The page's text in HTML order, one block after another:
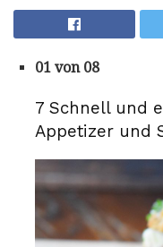
01 von 08
7 Schnell und
Appetizer und